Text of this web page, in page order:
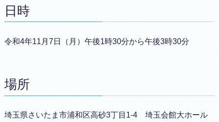
日時
令和4年11月7日（月）午後1時30分から午後3時30分
場所
埼玉県さいたま市浦和区高砂3丁目1-4 埼玉会館大ホール